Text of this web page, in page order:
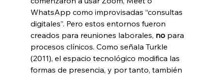
WhatsApp como improvisadas “consultas
digitales”. Pero estos entornos fueron
creados para reuniones laborales, no para
procesos clínicos. Como señala Turkle
(2011), el espacio tecnológico modifica las
formas de presencia, y por tanto, también